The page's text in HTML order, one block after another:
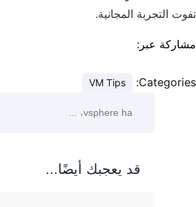
تفوت التجربة المجانية.
مشاركة عبر:
Categories:
VM Tips
قد يعجبك أيضًا...